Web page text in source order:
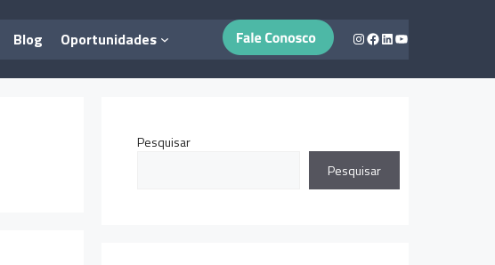
Blog Oportunidades Instagram
Facebook
LinkedIn
Youtube
Pesquisar
Pesquisar